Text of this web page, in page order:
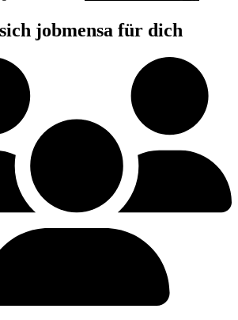
jobmensa für dich